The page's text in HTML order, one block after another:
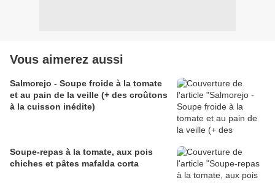
Vous aimerez aussi
Salmorejo - Soupe froide à la tomate
et au pain de la veille (+ des croûtons
à la cuisson inédite)
Soupe-repas à la tomate, aux pois
chiches et pâtes mafalda corta